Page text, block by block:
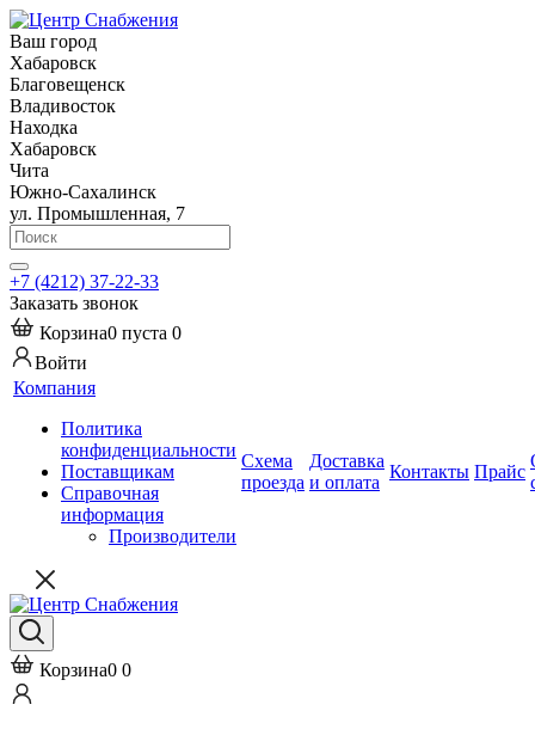
Ваш город
Хабаровск
Благовещенск
Владивосток
Находка
Хабаровск
Чита
Южно-Сахалинск
ул. Промышленная, 7
+7 (4212) 37-22-33
Заказать звонок
Корзина0 пуста 0
Войти
Компания
Политика
конфиденциальности
Поставщикам
Справочная
информация
Производители
Схема
проезда
Доставка
и оплата
Контакты Прайс
Корзина0 0